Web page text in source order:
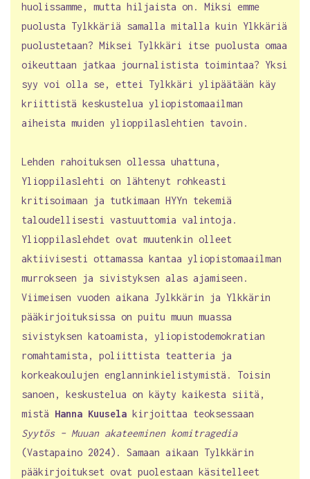
huolissamme, mutta hiljaista on. Miksi emme
puolusta Tylkkäriä samalla mitalla kuin Ylkkäriä
puolustetaan? Miksei Tylkkäri itse puolusta omaa
oikeuttaan jatkaa journalistista toimintaa? Yksi
syy voi olla se, ettei Tylkkäri ylipäätään käy
kriittistä keskustelua yliopistomaailman
aiheista muiden ylioppilaslehtien tavoin.
Lehden rahoituksen ollessa uhattuna,
Ylioppilaslehti on lähtenyt rohkeasti
kritisoimaan ja tutkimaan HYYn tekemiä
taloudellisesti vastuuttomia valintoja.
Ylioppilaslehdet ovat muutenkin olleet
aktiivisesti ottamassa kantaa yliopistomaailman
murrokseen ja sivistyksen alas ajamiseen.
Viimeisen vuoden aikana Jylkkärin ja Ylkkärin
pääkirjoituksissa on puitu muun muassa
sivistyksen katoamista, yliopistodemokratian
romahtamista, poliittista teatteria ja
korkeakoulujen englanninkielistymistä. Toisin
sanoen, keskustelua on käyty kaikesta siitä,
mistä Hanna Kuusela kirjoittaa teoksessaan
Syytös – Muuan akateeminen komitragedia
(Vastapaino 2024). Samaan aikaan Tylkkärin
pääkirjoitukset ovat puolestaan käsitelleet